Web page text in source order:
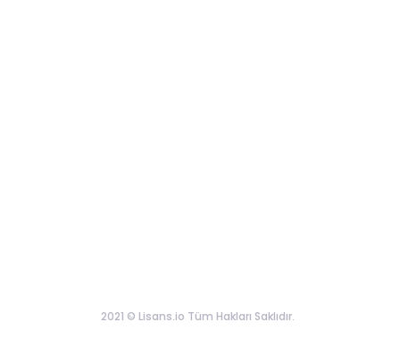
2021 © Lisans.io Tüm Hakları Saklıdır.